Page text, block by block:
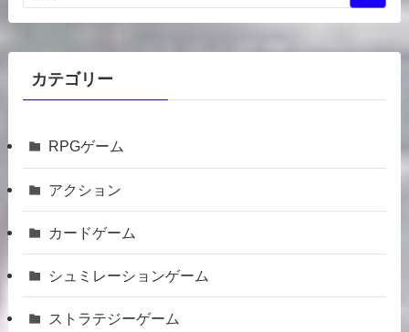
カテゴリー
RPGゲーム
アクション
カードゲーム
シュミレーションゲーム
ストラテジーゲーム